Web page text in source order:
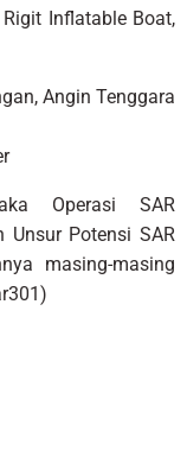
Inflatable Boat,
Angin Tenggara
Operasi SAR
Potensi SAR
masing-masing